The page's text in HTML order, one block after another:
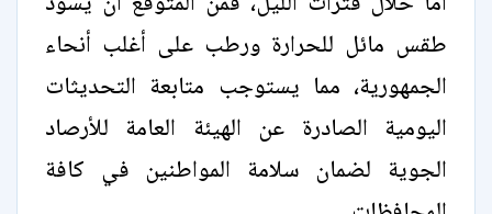
طقس مائل للحرارة ورطب على أغلب أنحاء
الجمهورية، مما يستوجب متابعة التحديثات
اليومية الصادرة عن الهيئة العامة للأرصاد
الجوية لضمان سلامة المواطنين في كافة